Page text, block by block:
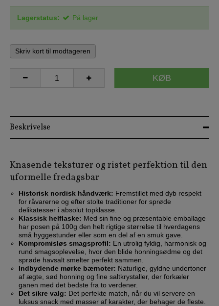
Lagerstatus: På lager
Skriv kort til modtageren
KØB
Beskrivelse
Knasende teksturer og ristet perfektion til den
uformelle fredagsbar
Historisk nordisk håndværk: Fremstillet med dyb respekt
for råvarerne og efter stolte traditioner for sprøde
delikatesser i absolut topklasse.
Klassisk helflaske: Med sin fine og præsentable emballage
har posen på 100g den helt rigtige størrelse til hverdagens
små hyggestunder eller som en del af en smuk gave.
Kompromisløs smagsprofil: En utrolig fyldig, harmonisk og
rund smagsoplevelse, hvor den blide honningsødme og det
sprøde havsalt smelter perfekt sammen.
Indbydende mørke bærnoter: Naturlige, gyldne undertoner
af ægte, sød honning og fine saltkrystaller, der forkæler
ganen med det bedste fra to verdener.
Det sikre valg: Det perfekte match, når du vil servere en
luksus snack med masser af karakter, der behager de fleste.